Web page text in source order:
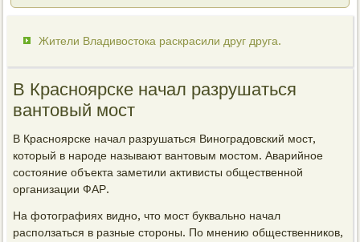
Жители Владивостока раскрасили друг друга.
В Красноярске начал разрушаться
вантовый мост
В Красноярске начал разрушаться Виноградовский мост,
который в народе называют вантовым мостом. Аварийное
состояние объекта заметили активисты общественной
организации ФАР.
На фотографиях видно, что мост буквально начал
расползаться в разные стороны. По мнению общественников,